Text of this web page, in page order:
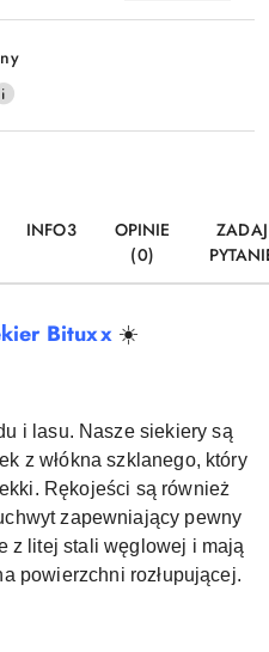
INFO3
OPINIE
(0)
ZADAJ
Bituxx ☀️
i lasu. Nasze siekiery są
z włókna szklanego, który
Rękojeści są również
zapewniający pewny
z litej stali węglowej i mają
powierzchni rozłupującej.